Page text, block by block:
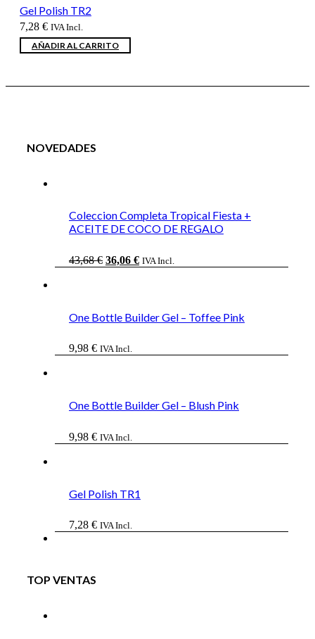
Gel Polish TR2
7,28 € IVA Incl.
AÑADIR AL CARRITO
NOVEDADES
Coleccion Completa Tropical Fiesta +
ACEITE DE COCO DE REGALO
43,68€ El
36,06 €ElIVA Incl.
One Bottle Builder Gel – Toffee Pink
9,98 € IVA Incl.
One Bottle Builder Gel – Blush Pink
9,98 € IVA Incl.
Gel Polish TR1
7,28 € IVA Incl.
TOP VENTAS